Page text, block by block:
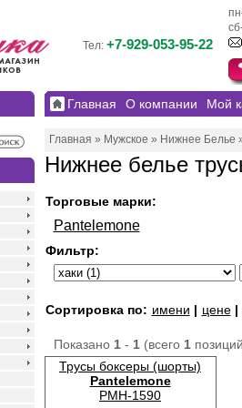
Тел: +7-929-053-95-22
Главная О компании Мой
Главная » Мужское » Нижнее Белье
Нижнее белье
Торговые марки:
Pantelemone
Фильтр:
Сортировка по: имени | цене|
Показано 1- 1(всего 1
Трусы боксеры (шорты)
Pantelemone
PMH-1590